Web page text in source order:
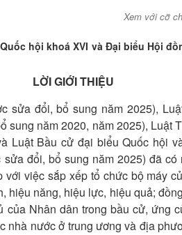
Xem với cỡ
hội khoá XVI và Đại biểu Hội
LỜI GIỚI THIỆU
sửa đổi, bổ sung năm 2025),
sung năm 2020, năm 2025), Luật
Luật Bầu cử đại biểu Quốc hội
đổi, bổ sung năm 2025) đã
với việc sắp xếp tổ chức bộ máy
hiệu năng, hiệu lực, hiệu quả;
của Nhân dân trong bầu cử, ứng
nhà nước ở trung ương và địa